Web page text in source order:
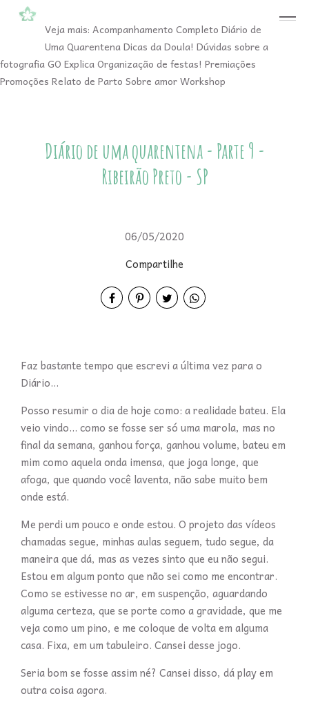
menu
Veja mais: Acompanhamento Completo Diário de
Uma QuarentenaDicas da Doula! Dúvidas sobre a
fotografiaGO ExplicaOrganização de festas! Premiações
Promoções Relato de Parto Sobre amorWorkshop
Diário de uma quarentena - Parte 9 -
Ribeirão Preto - SP
06/05/2020
Compartilhe
Faz bastante tempo que escrevi a última vez para o
Diário...
Posso resumir o dia de hoje como: a realidade bateu. Ela
veio vindo... como se fosse ser só uma marola, mas no
final da semana, ganhou força, ganhou volume, bateu em
mim como aquela onda imensa, que joga longe, que
afoga, que quando você laventa, não sabe muito bem
onde está.
Me perdi um pouco e onde estou. O projeto das vídeos
chamadas segue, minhas aulas seguem, tudo segue, da
maneira que dá, mas as vezes sinto que eu não segui.
Estou em algum ponto que não sei como me encontrar.
Como se estivesse no ar, em suspenção, aguardando
alguma certeza, que se porte como a gravidade, que me
veja como um pino, e me coloque de volta em alguma
casa. Fixa, em um tabuleiro. Cansei desse jogo.
Seria bom se fosse assim né? Cansei disso, dá play em
outra coisa agora.